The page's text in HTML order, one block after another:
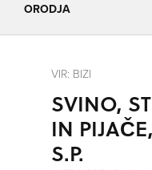
ORODJA
IZRIŠI POT
POŠLJI SMS
VIR: BIZI
SVINO,
IN
S.P.